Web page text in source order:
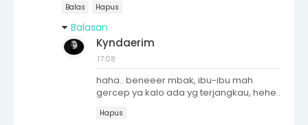
Balas Hapus
Balasan
Kyndaerim
17:08
haha.. beneeer mbak, ibu-ibu mah
gercep ya kalo ada yg terjangkau, hehe..
Hapus